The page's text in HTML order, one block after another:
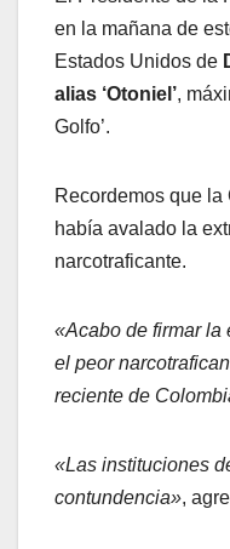
en la mañana de
Estados Unidos de
alias ‘Otoniel’,
Golfo’.
Recordemos que
había avalado la
narcotraficante.
«Acabo de firmar la
el peor
reciente de
«Las instituciones
contundencia»,